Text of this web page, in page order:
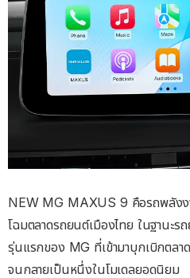
NEW MG MAXUS 9 คือรถพลังง
โฉมตลาดรถยนต์เมืองไทย ในฐาน
รุ่นแรกของ MG ที่เข้ามาบุกเบิกตลา
จนกลายเป็นหนึ่งในโมเดลยอดนิยม